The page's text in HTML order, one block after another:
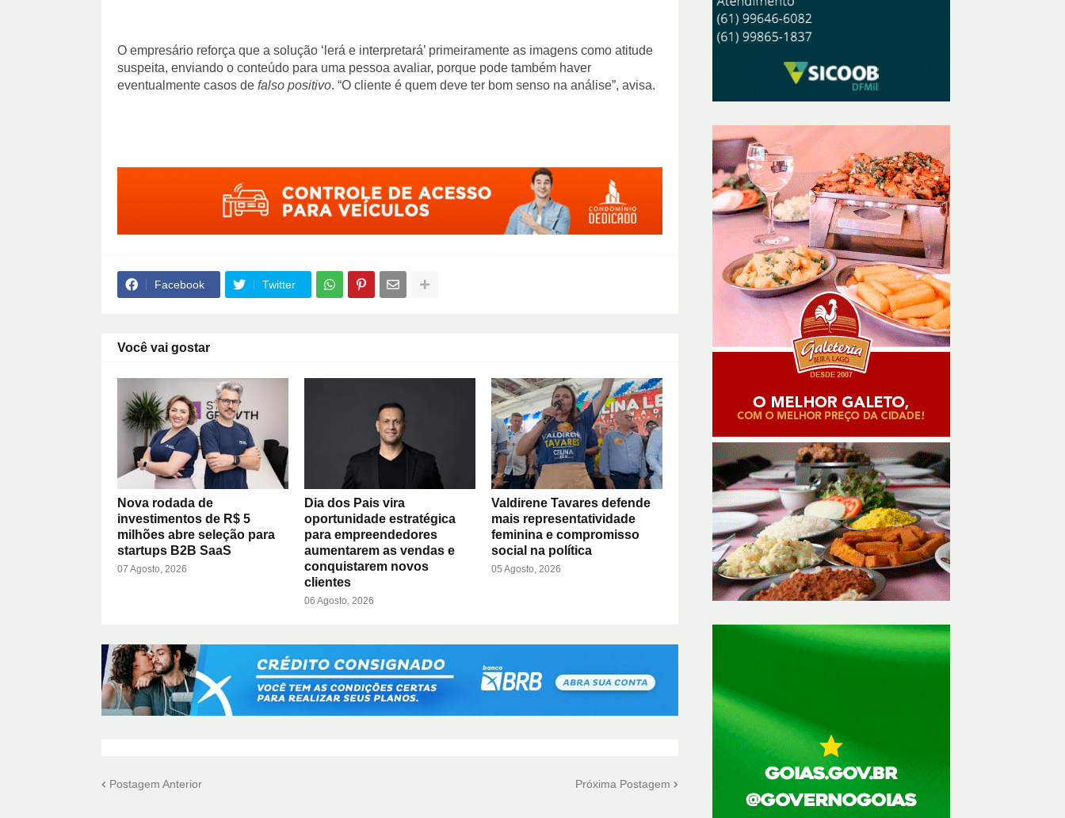
O empresário reforça que a solução ‘lerá e interpretará’ primeiramente as imagens como atitude
suspeita, enviando o conteúdo para uma pessoa avaliar, porque pode também haver
eventualmente casos de falso positivo. “O cliente é quem deve ter bom senso na análise”, avisa.
Facebook Twitter
Você vai gostar
Nova rodada de
investimentos de R$ 5
milhões abre seleção para
startups B2B SaaS
07 Agosto, 2026
Dia dos Pais vira
oportunidade estratégica
para empreendedores
aumentarem as vendas e
conquistarem novos
clientes
06 Agosto, 2026
Valdirene Tavares defende
mais representatividade
feminina e compromisso
social na política
05 Agosto, 2026
Postagem Anterior Próxima Postagem